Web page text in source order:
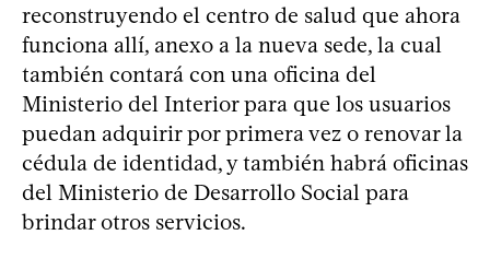
reconstruyendo el centro de salud que ahora
funciona allí, anexo a la nueva sede, la cual
también contará con una oficina del
Ministerio del Interior para que los usuarios
puedan adquirir por primera vez o renovar la
cédula de identidad, y también habrá oficinas
del Ministerio de Desarrollo Social para
brindar otros servicios.